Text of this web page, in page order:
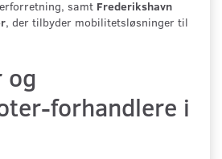
samt Frederikshavn
, der tilbyder mobilitetsløsninger til
og
forhandlere i